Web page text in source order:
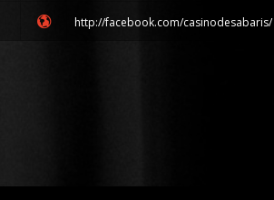
http://facebook.com/casinodesabaris/